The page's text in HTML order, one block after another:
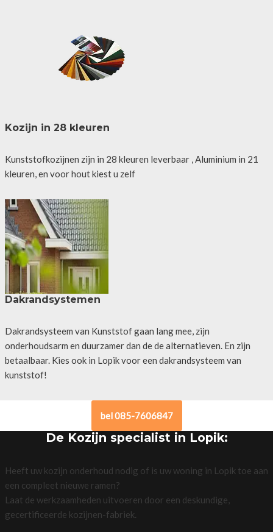
Kozijn in 28 kleuren
Kunststofkozijnen zijn in 28 kleuren leverbaar , Aluminium in 21
kleuren, en voor hout kiest u zelf
Dakrandsystemen
Dakrandsysteem van Kunststof gaan lang mee, zijn
onderhoudsarm en duurzamer dan de de alternatieven. En zijn
betaalbaar. Kies ook in Lopik voor een dakrandsysteem van
kunststof!
bel 085-7606847
De Kozijn specialist in Lopik:
Heeft uw kozijn onderhoud nodig of is uw woning in Lopik toe aan
een compleet nieuwe ramen?
Laat de werkzaamheden uitvoeren door een deskundige,
gecertificeerde kozijnen-fabriek.